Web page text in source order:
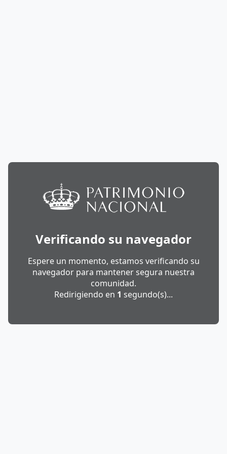
Verificando su navegador
Espere un momento, estamos verificando su
navegador para mantener segura nuestra
comunidad.
Redirigiendo en 1 segundo(s)...